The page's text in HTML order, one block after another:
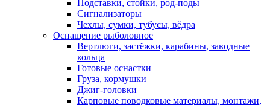
Подставки, стойки, род-поды
Сигнализаторы
Чехлы, сумки, тубусы, вёдра
Оснащение рыболовное
Вертлюги, застёжки, карабины, заводные
кольца
Готовые оснастки
Груза, кормушки
Джиг-головки
Карповые поводковые материалы, монтажи,